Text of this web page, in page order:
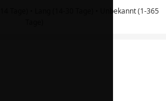
Tage) • Lang (14-30 Tage) • Unbekannt (1-365